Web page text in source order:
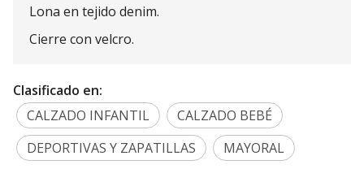
Lona en tejido denim.
Cierre con velcro.
Clasificado en:
CALZADO INFANTIL
CALZADO BEBÉ
DEPORTIVAS Y ZAPATILLAS
MAYORAL